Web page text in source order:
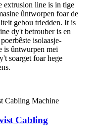
extrusion line is in tige
ûntworpen foar de
gebou triedden. It is
dy't betrouber is en
isolaasje-
is ûntwurpen mei
soarget foar hege
Cabling